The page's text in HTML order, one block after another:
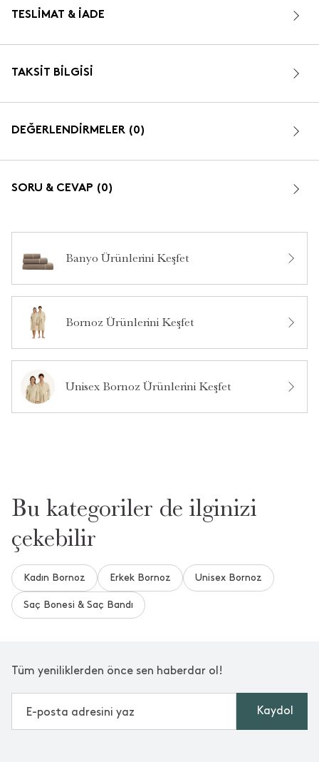
TESLIMAT & İADE
TAKSIT BILGISI
DEĞERLENDİRMELER (0)
SORU & CEVAP (0)
Ürün Hakkında Soru Sor
Banyo Ürünlerini Keşfet
Bornoz Ürünlerini Keşfet
Unisex Bornoz Ürünlerini Keşfet
Bu kategoriler de ilginizi
çekebilir
Kadın Bornoz Erkek Bornoz Unisex Bornoz
Saç Bonesi & Saç Bandı
Tüm yeniliklerden önce sen haberdar ol!
Kaydol